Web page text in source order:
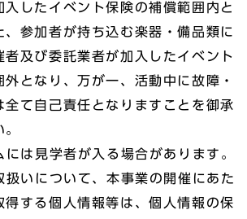
入したイベント保険の補償範囲内と
、参加者が持ち込む楽器・備品類に
者及び委託業者が加入したイベント
となり、万が一、活動中に故障・
全て自己責任となりますことを御承
は見学者が入る場合があります。
いについて、本事業の開催にあた
得する個人情報等は、個人情報の保